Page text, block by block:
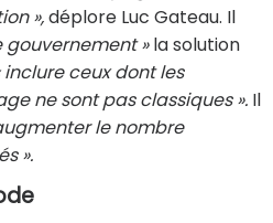
»,déplore Luc Gateau. Il
gouvernement »la solution
inclure ceux dont les
ne sont pas classiques ». Il
le nombre
».